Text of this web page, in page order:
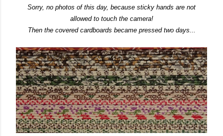
Sorry, no photos of this day, because sticky hands are not
allowed to touch the camera!
Then the covered cardboards became pressed two days...